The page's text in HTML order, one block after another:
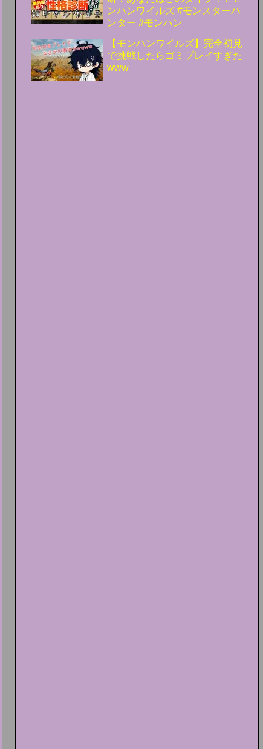
ンハンワイルズ #モンスターハ
ンター #モンハン
【モンハンワイルズ】完全初見
で挑戦したらゴミプレイすぎた
www